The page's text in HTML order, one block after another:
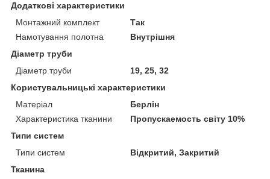
Додаткові характеристики
Монтажний комплект
Так
Намотування полотна
Внутрішня
Діаметр труби
Діаметр труби
19, 25, 32
Користувальницькі характеристики
Матеріал
Берлін
Характеристика тканини
Пропускаемость світу 10%
Типи систем
Типи систем
Відкритий, Закритий
Тканина